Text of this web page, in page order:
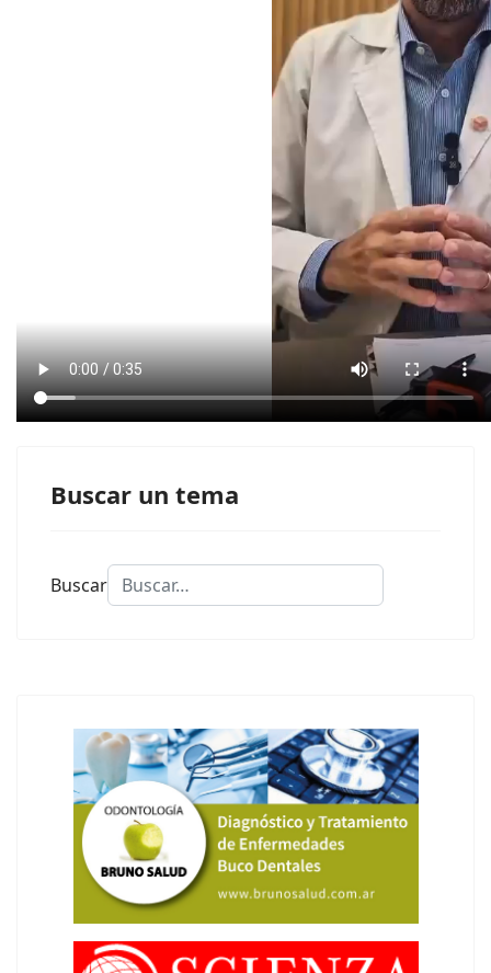
Buscar un tema
Buscar